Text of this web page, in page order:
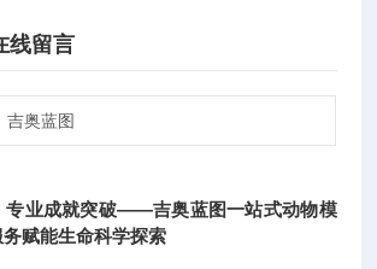
线留言
吉奥蓝图
专业成就突破——吉奥蓝图一站式动物模
赋能生命科学探索